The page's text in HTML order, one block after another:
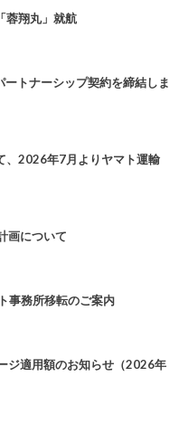
蓉翔丸」就航
トナーシップ契約を締結しま
、2026年7月よりヤマト運輸
画について
事務所移転のご案内
ジ適用額のお知らせ（2026年